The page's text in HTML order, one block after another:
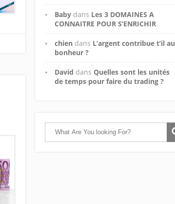
Baby dans Les 3 DOMAINES A
CONNAITRE POUR S’ENRICHIR
chien dans L’argent contribue t’il au
bonheur ?
David dans Quelles sont les unités
de temps pour faire du trading ?